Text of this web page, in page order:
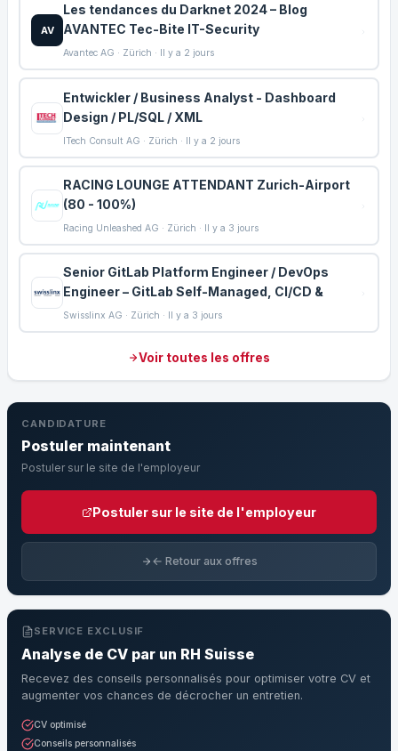
AV
Les tendances du Darknet 2024 – Blog
AVANTEC Tec-Bite IT-Security
Avantec AG · Zürich · Il y a 2 jours
Entwickler / Business Analyst - Dashboard
Design / PL/SQL / XML
ITech Consult AG · Zürich · Il y a 2 jours
RACING LOUNGE ATTENDANT Zurich-Airport
(80 - 100%)
Racing Unleashed AG · Zürich · Il y a 3 jours
Senior GitLab Platform Engineer / DevOps
Engineer – GitLab Self-Managed, CI/CD &
Swisslinx AG · Zürich · Il y a 3 jours
Voir toutes les offres
CANDIDATURE
Postuler maintenant
Postuler sur le site de l'employeur
Postuler sur le site de l'employeur
← Retour aux offres
SERVICE EXCLUSIF
Analyse de CV par un RH Suisse
Recevez des conseils personnalisés pour optimiser votre CV et
augmenter vos chances de décrocher un entretien.
CV optimisé
Conseils personnalisés